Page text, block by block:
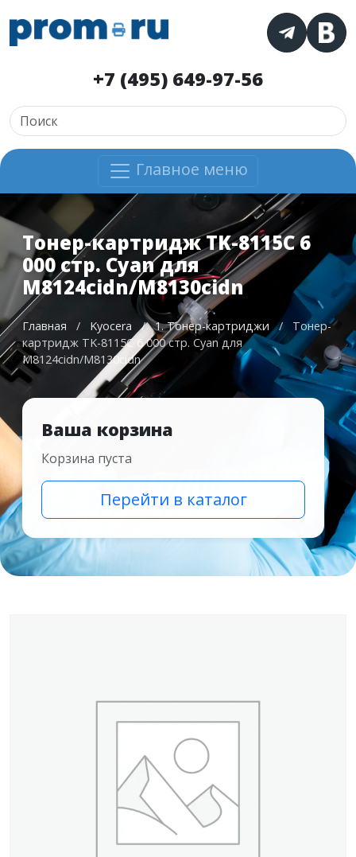
+7 (495) 649-97-56
Главное меню
Тонер-картридж TK-8115C 6
000 стр. Cyan для
M8124cidn/M8130cidn
Главная / Kyocera / 1. Тонер-картриджи /
Тонер-
картридж TK-8115C 6 000 стр. Cyan для
M8124cidn/M8130cidn
Ваша корзина
Корзина пуста
Перейти в каталог